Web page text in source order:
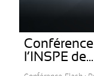
l’INSPE de...